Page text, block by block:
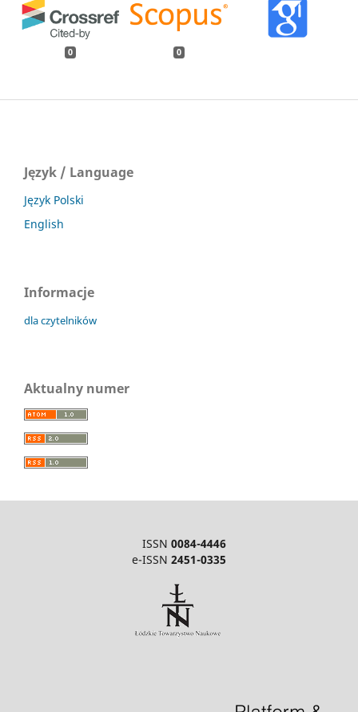
0 0
Język / Language
Język Polski
English
Informacje
dla czytelników
Aktualny numer
ISSN 0084-4446
e-ISSN 2451-0335